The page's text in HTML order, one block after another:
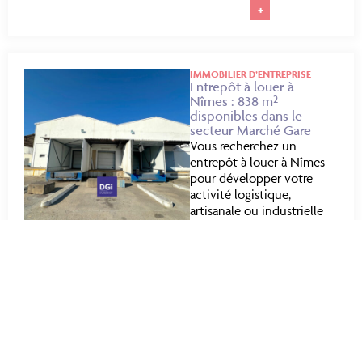
+
IMMOBILIER D’ENTREPRISE
Entrepôt à louer à
Nîmes : 838 m²
disponibles dans le
secteur Marché Gare
Vous recherchez un
entrepôt à louer à Nîmes
pour développer votre
activité logistique,
artisanale ou industrielle